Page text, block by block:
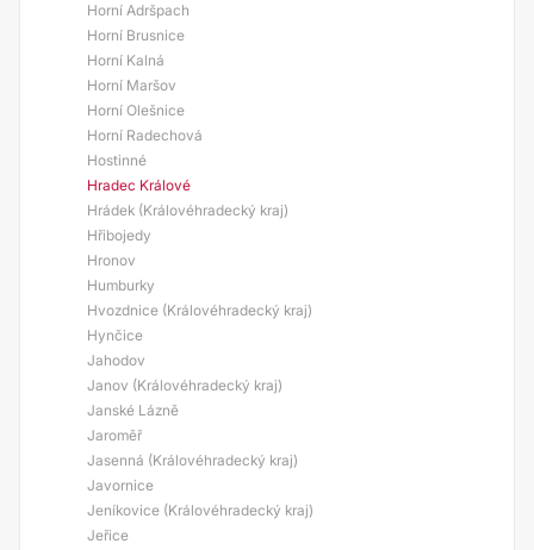
Horní Adršpach
Horní Brusnice
Horní Kalná
Horní Maršov
Horní Olešnice
Horní Radechová
Hostinné
Hradec Králové
Hrádek (Královéhradecký kraj)
Hřibojedy
Hronov
Humburky
Hvozdnice (Královéhradecký kraj)
Hynčice
Jahodov
Janov (Královéhradecký kraj)
Janské Lázně
Jaroměř
Jasenná (Královéhradecký kraj)
Javornice
Jeníkovice (Královéhradecký kraj)
Jeřice